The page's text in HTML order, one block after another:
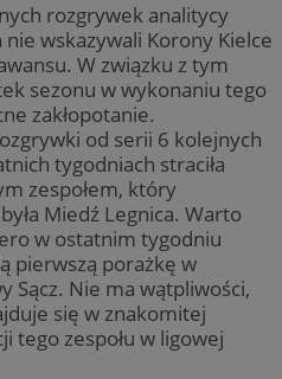
rozgrywek analitycy
wskazywali Korony Kielce
W związku z tym
sezonu w wykonaniu tego
zakłopotanie.
od serii 6 kolejnych
tygodniach straciła
zespołem, który
Miedź Legnica. Warto
w ostatnim tygodniu
pierwszą porażkę w
Sącz. Nie ma wątpliwości,
się w znakomitej
tego zespołu w ligowej